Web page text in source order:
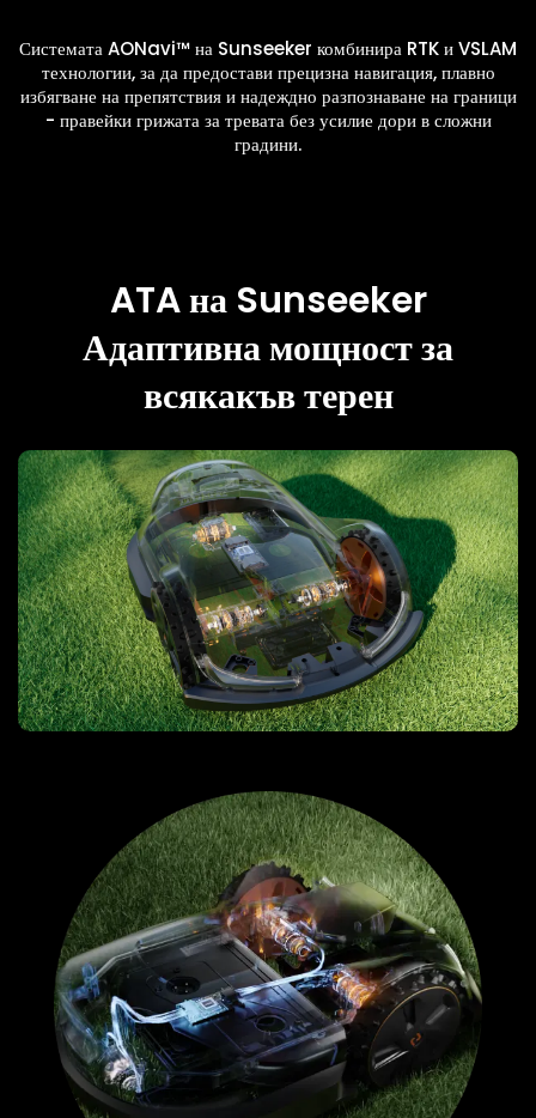
Системата AONavi™ на Sunseeker комбинира RTK и VSLAM
технологии, за да предостави прецизна навигация, плавно
избягване на препятствия и надеждно разпознаване на граници
- правейки грижата за тревата без усилие дори в сложни
градини.
ATA на Sunseeker
Адаптивна мощност за
всякакъв терен